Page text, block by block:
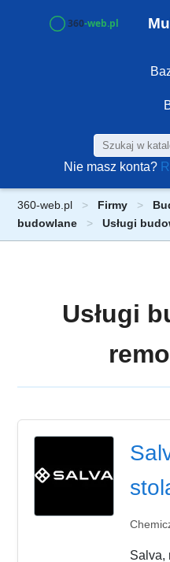
Nie masz konta?
360-web.pl Firmy
budowlane
Usługi
Usługi
Salva,